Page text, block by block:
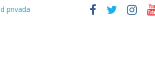
privada
sociales
TV
poco endiablada”